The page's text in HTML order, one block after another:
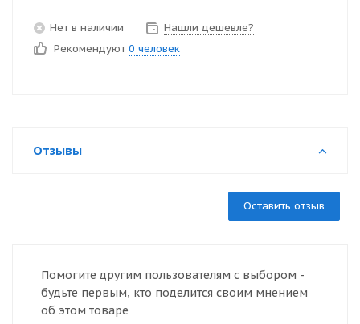
Нет в наличии
Нашли дешевле?
Рекомендуют 0 человек
Отзывы
Оставить отзыв
Помогите другим пользователям с выбором -
будьте первым, кто поделится своим мнением
об этом товаре